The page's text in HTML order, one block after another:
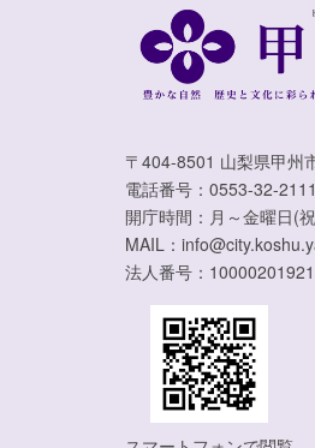
〒404-8501 山梨県甲州
電話番号：0553-32-
開庁時間：月～金曜日(
MAIL：
法人番号：